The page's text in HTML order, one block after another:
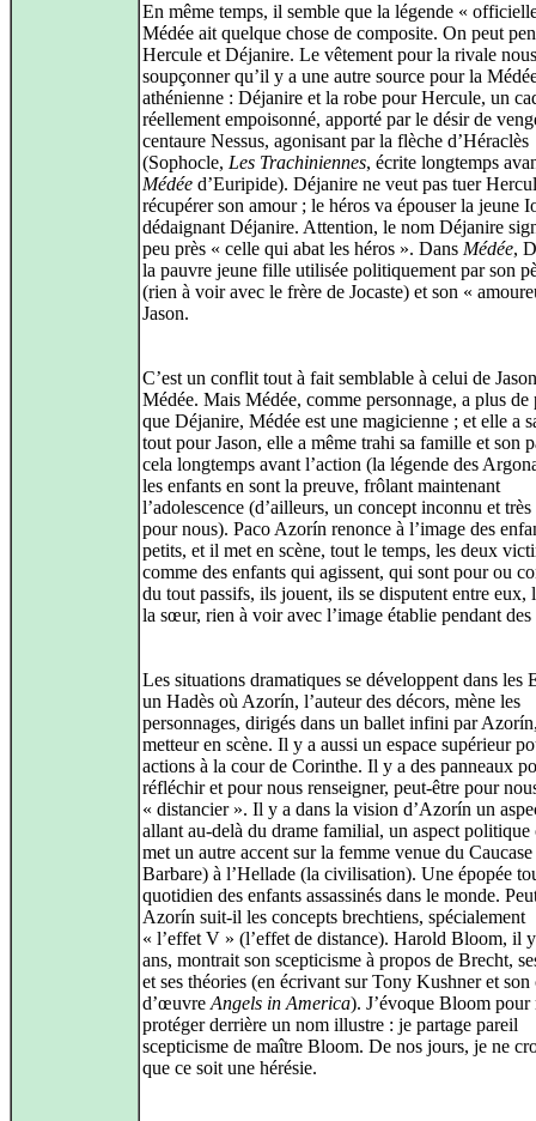
En même temps, il semble que la légende «
Médée ait quelque chose de composite. On peut
Hercule et Déjanire. Le vêtement pour la rivale
soupçonner qu’il y a une autre source pour la
athénienne : Déjanire et la robe pour Hercule, un
réellement empoisonné, apporté par le désir de
centaure Nessus, agonisant par la flèche d’Héraclès
(Sophocle, Les Trachiniennes, écrite longtemps
Médée d’Euripide). Déjanire ne veut pas tuer
récupérer son amour ; le héros va épouser la jeune
dédaignant Déjanire. Attention, le nom Déjanire
peu près « celle qui abat les héros ». Dans Médée,
la pauvre jeune fille utilisée politiquement par son
(rien à voir avec le frère de Jocaste) et son «
Jason.
C’est un conflit tout à fait semblable à celui de
Médée. Mais Médée, comme personnage, a plus de
que Déjanire, Médée est une magicienne ; et elle a
tout pour Jason, elle a même trahi sa famille et son
cela longtemps avant l’action (la légende des
les enfants en sont la preuve, frôlant maintenant
l’adolescence (d’ailleurs, un concept inconnu et très
pour nous). Paco Azorín renonce à l’image des
petits, et il met en scène, tout le temps, les deux
comme des enfants qui agissent, qui sont pour ou
du tout passifs, ils jouent, ils se disputent entre eux,
la sœur, rien à voir avec l’image établie pendant des
Les situations dramatiques se développent dans les
un Hadès où Azorín, l’auteur des décors, mène les
personnages, dirigés dans un ballet infini par
metteur en scène. Il y a aussi un espace supérieur
actions à la cour de Corinthe. Il y a des panneaux
réfléchir et pour nous renseigner, peut‑être pour
« distancier ». Il y a dans la vision d’Azorín un
allant au‑delà du drame familial, un aspect politique
met un autre accent sur la femme venue du
Barbare) à l’Hellade (la civilisation). Une épopée
quotidien des enfants assassinés dans le monde.
Azorín suit‑il les concepts brechtiens, spécialement
« l’effet V » (l’effet de distance). Harold Bloom, il
ans, montrait son scepticisme à propos de Brecht,
et ses théories (en écrivant sur Tony Kushner et son
d’œuvre Angels in America). J’évoque Bloom pour
protéger derrière un nom illustre : je partage pareil
scepticisme de maître Bloom. De nos jours, je ne
que ce soit une hérésie.